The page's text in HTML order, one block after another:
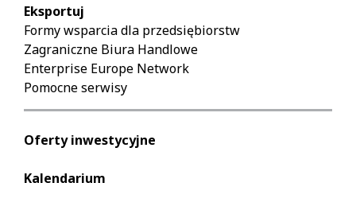
Eksportuj
Formy wsparcia dla przedsiębiorstw
Zagraniczne Biura Handlowe
Enterprise Europe Network
Pomocne serwisy
Oferty inwestycyjne
Kalendarium